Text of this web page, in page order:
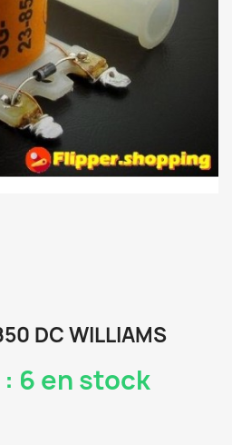
DC WILLIAMS
6 en stock